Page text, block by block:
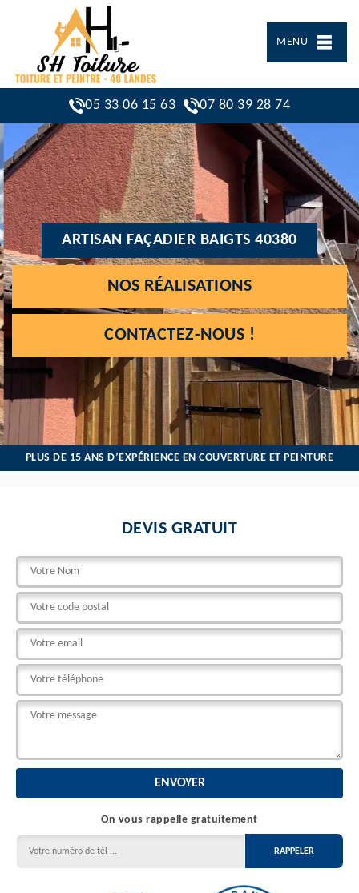
MENU
05 33 06 15 63 07 80 39 28 74
ARTISAN FAÇADIER BAIGTS 40380
NOS RÉALISATIONS
CONTACTEZ-NOUS !
PLUS DE 15 ANS D’EXPÉRIENCE EN COUVERTURE ET PEINTURE
DEVIS GRATUIT
On vous rappelle gratuitement